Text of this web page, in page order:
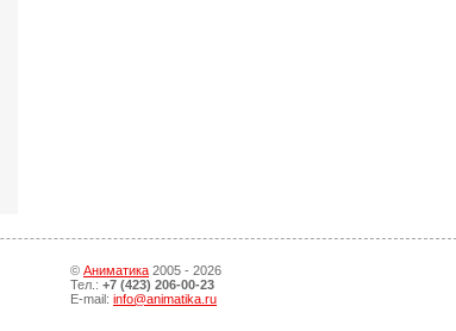
© Аниматика 2005 - 2026
Тел.: +7 (423) 206-00-23
E-mail: info@animatika.ru